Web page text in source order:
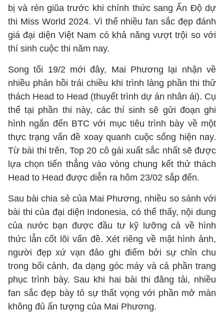
bị và rèn giũa trước khi chính thức sang Ấn Độ dự
thi Miss World 2024. Vì thế nhiều fan sắc đẹp đánh
giá đại diện Việt Nam có khả năng vượt trội so với
thí sinh cuộc thi năm nay.
Song tối 19/2 mới đây, Mai Phương lại nhận về
nhiều phản hồi trái chiều khi trình làng phần thi thử
thách Head to Head (thuyết trình dự án nhân ái). Cụ
thể tại phần thi này, các thí sinh sẽ gửi đoạn ghi
hình ngắn đến BTC với mục tiêu trình bày về một
thực trạng vấn đề xoay quanh cuộc sống hiện nay.
Từ bài thi trên, Top 20 cô gái xuất sắc nhất sẽ được
lựa chọn tiến thẳng vào vòng chung kết thử thách
Head to Head được diễn ra hôm 23/02 sắp đến.
Sau bài chia sẻ của Mai Phương, nhiều so sánh với
bài thi của đại diện Indonesia, có thể thấy, nội dung
của nước bạn được đầu tư kỹ lưỡng cả về hình
thức lẫn cốt lõi vấn đề. Xét riêng về mặt hình ảnh,
người đẹp xứ vạn đảo ghi điểm bởi sự chỉn chu
trong bối cảnh, đa dạng góc máy và cả phần trang
phục trình bày. Sau khi hai bài thi đăng tải, nhiều
fan sắc đẹp bày tỏ sự thất vọng với phần mở màn
không đủ ấn tượng của Mai Phương.